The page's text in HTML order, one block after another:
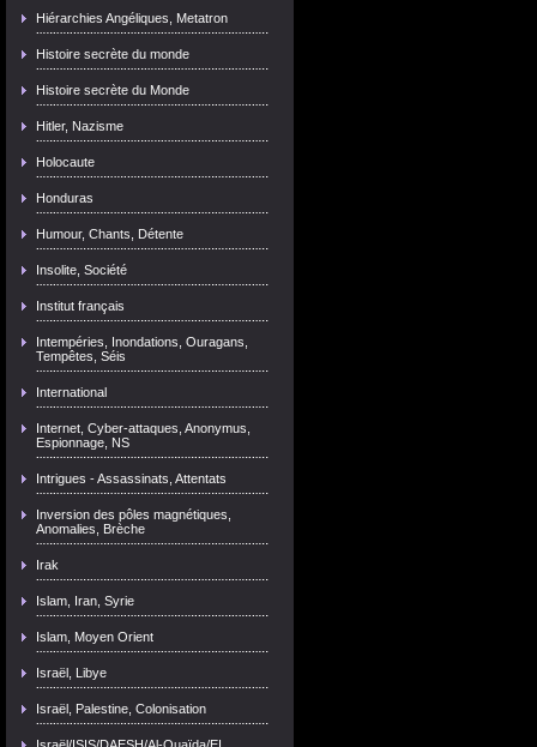
Hiérarchies Angéliques, Metatron
Histoire secrète du monde
Histoire secrète du Monde
Hitler, Nazisme
Holocaute
Honduras
Humour, Chants, Détente
Insolite, Société
Institut français
Intempéries, Inondations, Ouragans,
Tempêtes, Séis
International
Internet, Cyber-attaques, Anonymus,
Espionnage, NS
Intrigues - Assassinats, Attentats
Inversion des pôles magnétiques,
Anomalies, Brèche
Irak
Islam, Iran, Syrie
Islam, Moyen Orient
Israël, Libye
Israël, Palestine, Colonisation